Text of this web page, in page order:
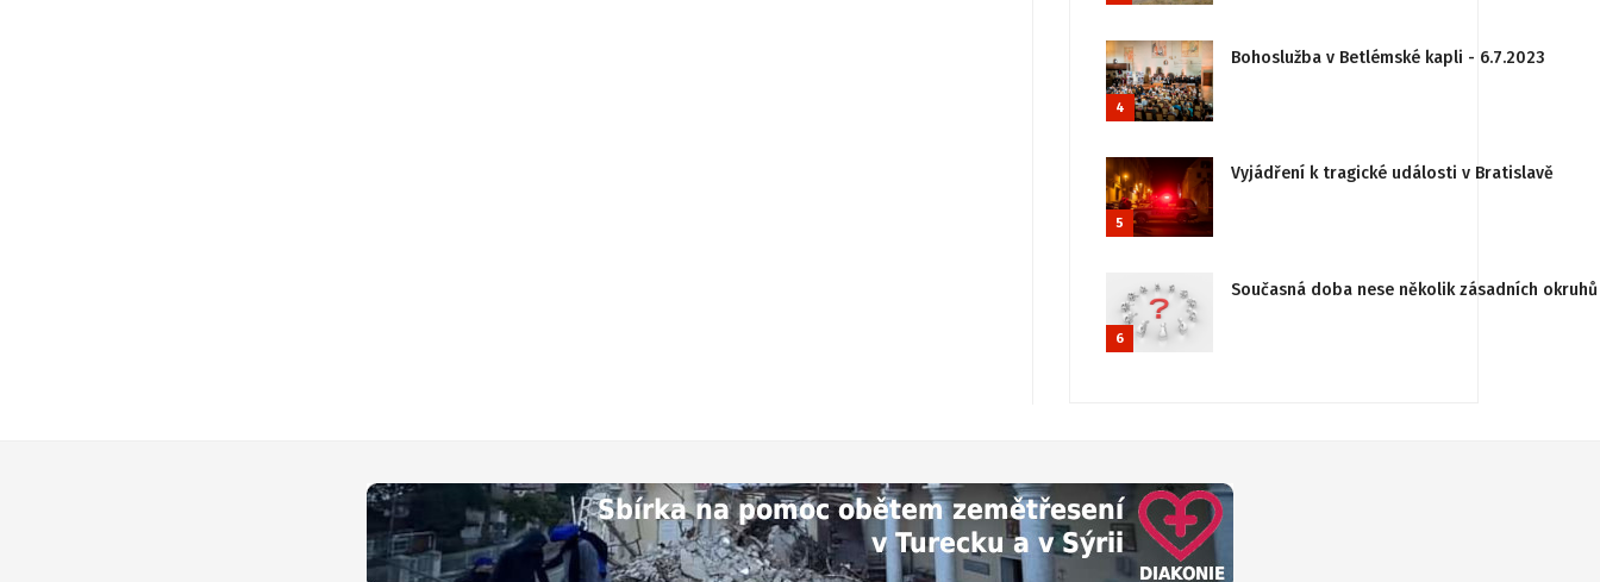
4
Bohoslužba v Betlémské kapli - 6.7.2023
5
Vyjádření k tragické události v Bratislavě
6
Současná doba nese několik zásadních